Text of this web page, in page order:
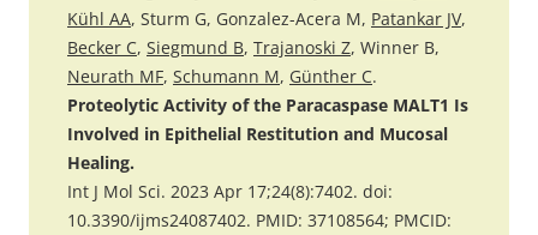
Kühl AA, Sturm G, Gonzalez-Acera M, Patankar JV,
Becker C, Siegmund B, Trajanoski Z, Winner B,
Neurath MF, Schumann M, Günther C.
Proteolytic Activity of the Paracaspase MALT1 Is
Involved in Epithelial Restitution and Mucosal
Healing.
Int J Mol Sci. 2023 Apr 17;24(8):7402. doi:
10.3390/ijms24087402. PMID: 37108564; PMCID: